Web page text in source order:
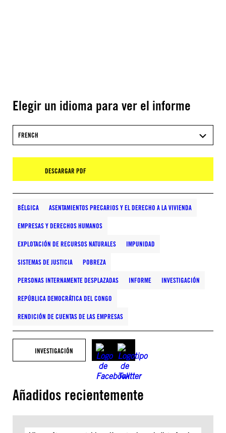
Elegir un idioma para ver el informe
FRENCH
DESCARGAR PDF
BÉLGICA ASENTAMIENTOS PRECARIOS Y EL DERECHO A LA VIVIENDA
EMPRESAS Y DERECHOS HUMANOS
EXPLOTACIÓN DE RECURSOS NATURALES IMPUNIDAD
SISTEMAS DE JUSTICIA POBREZA
PERSONAS INTERNAMENTE DESPLAZADAS INFORME INVESTIGACIÓN
REPÚBLICA DEMOCRÁTICA DEL CONGO
RENDICIÓN DE CUENTAS DE LAS EMPRESAS
INVESTIGACIÓN
Añadidos recientemente